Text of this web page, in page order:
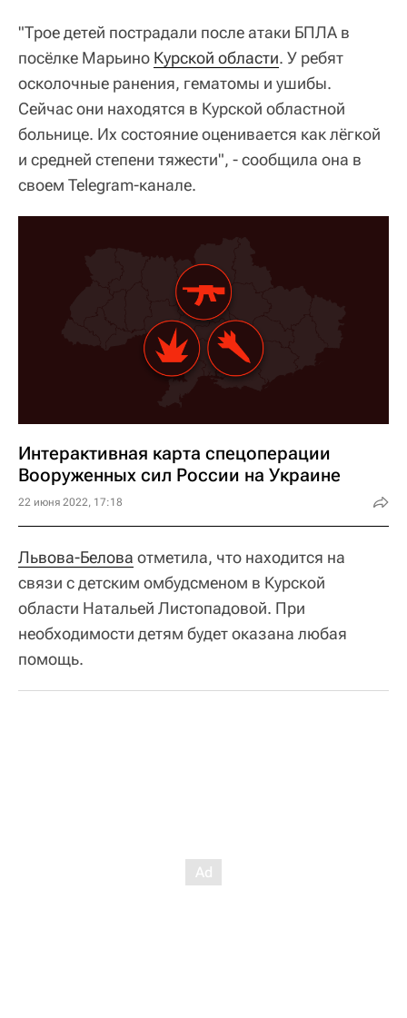
"Трое детей пострадали после атаки БПЛА в
посёлке Марьино Курской области. У ребят
осколочные ранения, гематомы и ушибы.
Сейчас они находятся в Курской областной
больнице. Их состояние оценивается как лёгкой
и средней степени тяжести", - сообщила она в
своем Telegram-канале.
Интерактивная карта спецоперации
Вооруженных сил России на Украине
22 июня 2022, 17:18
Львова-Белова отметила, что находится на
связи с детским омбудсменом в Курской
области Натальей Листопадовой. При
необходимости детям будет оказана любая
помощь.